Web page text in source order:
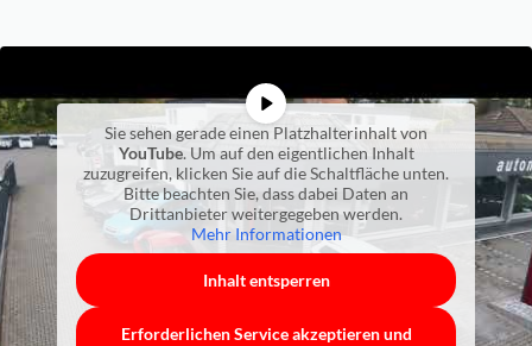
Sie sehen gerade einen Platzhalterinhalt von
YouTube. Um auf den eigentlichen Inhalt
zuzugreifen, klicken Sie auf die Schaltfläche unten.
Bitte beachten Sie, dass dabei Daten an
Drittanbieter weitergegeben werden.
Mehr Informationen
Inhalt entsperren
Erforderlichen Service akzeptieren und